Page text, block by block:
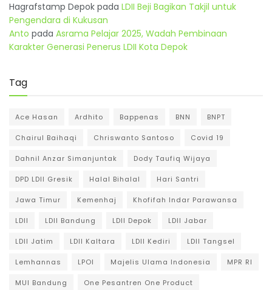
Hagrafstamp Depok pada LDII Beji Bagikan Takjil untuk
Pengendara di Kukusan
Anto pada Asrama Pelajar 2025, Wadah Pembinaan
Karakter Generasi Penerus LDII Kota Depok
Tag
Ace Hasan Ardhito Bappenas BNN BNPT
Chairul Baihaqi Chriswanto Santoso Covid 19
Dahnil Anzar Simanjuntak Dody Taufiq Wijaya
DPD LDII Gresik Halal Bihalal Hari Santri
Jawa Timur Kemenhaj Khofifah Indar Parawansa
LDII LDII Bandung LDII Depok LDII Jabar
LDII Jatim LDII Kaltara LDII Kediri LDII Tangsel
Lemhannas LPOI Majelis Ulama Indonesia MPR RI
MUI Bandung One Pesantren One Product